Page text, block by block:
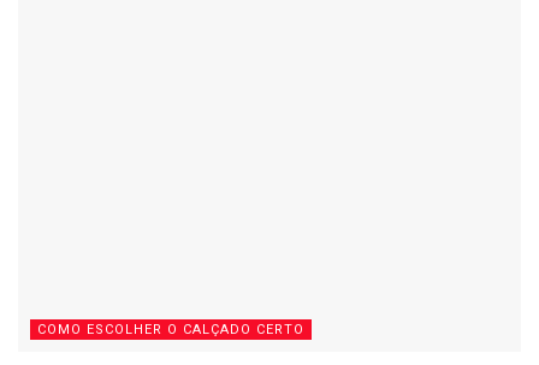
COMO ESCOLHER O CALÇADO CERTO